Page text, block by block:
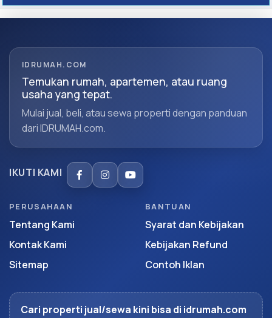
IDRUMAH.COM
Temukan rumah, apartemen, atau ruang
usaha yang tepat.
Mulai jual, beli, atau sewa properti dengan panduan
dari IDRUMAH.com.
IKUTI KAMI
PERUSAHAAN
Tentang Kami
Kontak Kami
Sitemap
BANTUAN
Syarat dan Kebijakan
Kebijakan Refund
Contoh Iklan
Cari properti jual/sewa kini bisa di idrumah.com